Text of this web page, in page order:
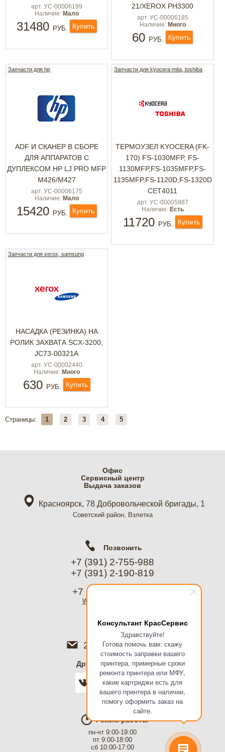
Консультант КрасСервис
Здравствуйте!
Готова помочь вам: скажу
стоимость заправки вашего
принтера, примерные сроки
ремонта принтера или МФУ,
какие картриджи есть для
вашего принтера в наличии,
помогу оформить заказ на
сайте.
арт. УС-00006199
Наличие: Мало
31480 РУБ. Купить
21/XEROX PH3300
арт. УС-00006185
Наличие: Много
60 РУБ. Купить
Запчасти для hp
ADF И СКАНЕР В СБОРЕ
ДЛЯ АППАРАТОВ С
ДУПЛЕКСОМ HP LJ PRO MFP
M426/M427
арт. УС-00006175
Наличие: Мало
15420 РУБ. Купить
Запчасти для kyocera mita, toshiba
ТЕРМОУЗЕЛ KYOCERA (FK-
170) FS-1030MFP, FS-
1130MFP,FS-1035MFP,FS-
1135MFP,FS-1120D,FS-1320D
СЕТ4011
арт. УС-00005987
Наличие: Есть
11720 РУБ. Купить
Запчасти для xerox, samsung
НАСАДКА (РЕЗИНКА) НА
РОЛИК ЗАХВАТА SCX-3200,
JC73-00321A
арт. УС-00002440
Наличие: Много
630 РУБ. Купить
Страницы: 1 2 3 4 5
Офис
Cервисный центр
Выдача заказов
Красноярск, 78 Добровольческой бригады, 1
Советский район, Взлетка
Позвонить
+7 (391) 2-755-988
+7 (391) 2-190-819
+7 (967) 612-8988
WhatsApp
Написать
2755988@mail.ru
Дружить в соцсетях
Режим работы
пн-чт 9:00-19:00
пт 9:00-18:00
сб 10:00-17:00